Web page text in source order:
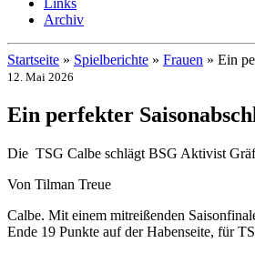
Archiv
Startseite » Spielberichte » Frauen » Ein
12. Mai 2026
Ein perfekter
Die TSG Calbe schlägt BSG Aktivist
Von Tilman Treue
Calbe. Mit einem mitreißenden
Ende 19 Punkte auf der Habenseite, für